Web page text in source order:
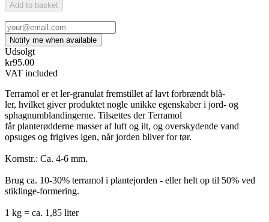
Add to basket
Udsolgt
kr95.00
VAT included
Terramol er et ler-granulat fremstillet af lavt forbrændt blå-
ler, hvilket giver produktet nogle unikke egenskaber i jord- og
sphagnumblandingerne. Tilsættes der Terramol
får planterødderne masser af luft og ilt, og overskydende vand
opsuges og frigives igen, når jorden bliver for tør.
Kornstr.: Ca. 4-6 mm.
Brug ca. 10-30% terramol i plantejorden - eller helt op til 50% ved
stiklinge-formering.
1 kg = ca. 1,85 liter